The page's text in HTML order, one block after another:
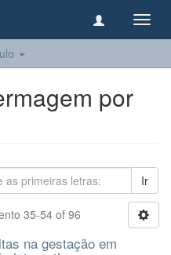
por
Ir
35-54 of 96
na gestação em